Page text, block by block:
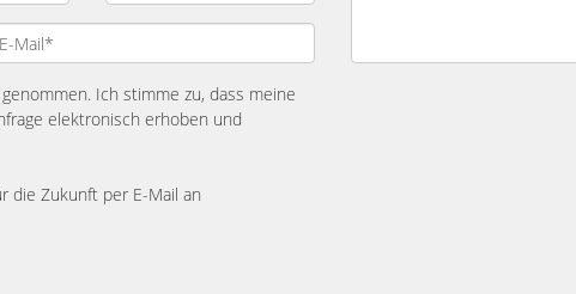
Ich stimme zu, dass meine
elektronisch erhoben und
die Zukunft per E-Mail an